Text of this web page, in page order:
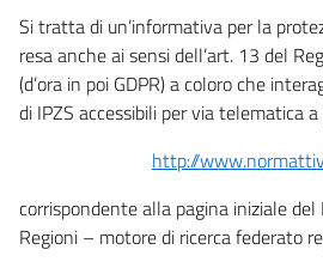
Si tratta di un’informativa per la
resa anche ai sensi dell’art. 13 del
(d’ora in poi GDPR) a coloro che
di IPZS accessibili per via telematica
http://
corrispondente alla pagina iniziale
Regioni – motore di ricerca federato